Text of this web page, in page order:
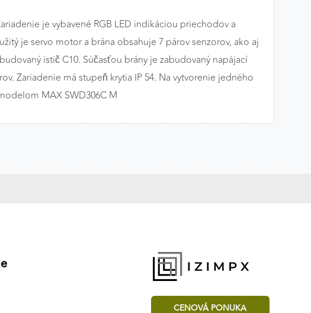
je vybavené RGB LED indikáciou priechodov a
je servo motor a brána obsahuje 7 párov senzorov, ako aj
istič C10. Súčasťou brány je zabudovaný napájací
Zariadenie má stupeň krytia IP 54. Na vytvorenie jedného
MAX SWD306C M
CENOVÁ PONUKA